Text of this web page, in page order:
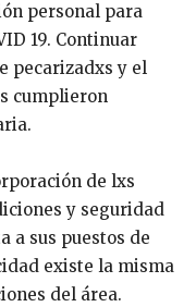
personal para
19. Continuar
pecarizadxs y el
cumplieron
de lxs
y seguridad
a sus puestos de
existe la misma
del área.